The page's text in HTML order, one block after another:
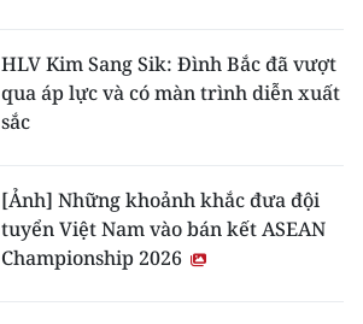
HLV Kim Sang Sik: Đình Bắc đã vượt
qua áp lực và có màn trình diễn xuất
sắc
[Ảnh] Những khoảnh khắc đưa đội
tuyển Việt Nam vào bán kết ASEAN
Championship 2026